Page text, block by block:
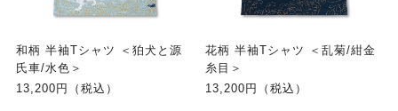
和柄 半袖Tシャツ ＜狛犬と源
氏車/水色＞
13,200円（税込）
花柄 半袖Tシャツ ＜乱菊/紺金
糸目＞
13,200円（税込）